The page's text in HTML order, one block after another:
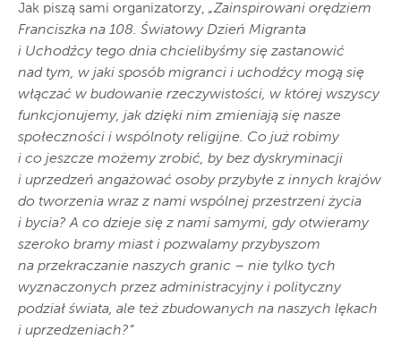
Jak piszą sami organizatorzy, „Zainspirowani orędziem
Franciszka na 108. Światowy Dzień Migranta
i Uchodźcy tego dnia chcielibyśmy się zastanowić
nad tym, w jaki sposób migranci i uchodźcy mogą się
włączać w budowanie rzeczywistości, w której wszyscy
funkcjonujemy, jak dzięki nim zmieniają się nasze
społeczności i wspólnoty religijne. Co już robimy
i co jeszcze możemy zrobić, by bez dyskryminacji
i uprzedzeń angażować osoby przybyłe z innych krajów
do tworzenia wraz z nami wspólnej przestrzeni życia
i bycia? A co dzieje się z nami samymi, gdy otwieramy
szeroko bramy miast i pozwalamy przybyszom
na przekraczanie naszych granic – nie tylko tych
wyznaczonych przez administracyjny i polityczny
podział świata, ale też zbudowanych na naszych lękach
i uprzedzeniach?”